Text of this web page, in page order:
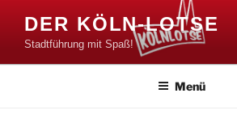
Inhalt
springen
DER KÖLN-LOTSE
Stadtführung mit Spaß!
Menü